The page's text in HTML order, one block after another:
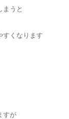
うと
すくなります
すが